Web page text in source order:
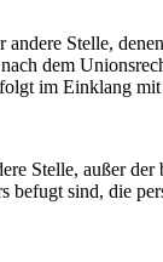
Stelle,
dem
im Einklang
Stelle, außer
sind, die